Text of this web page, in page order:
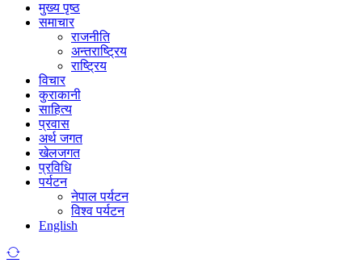
मुख्य पृष्ठ
समाचार
राजनीति
अन्तराष्ट्रिय
राष्ट्रिय
विचार
कुराकानी
साहित्य
प्रवास
अर्थ जगत
खेलजगत
प्रविधि
पर्यटन
नेपाल पर्यटन
विश्व पर्यटन
English